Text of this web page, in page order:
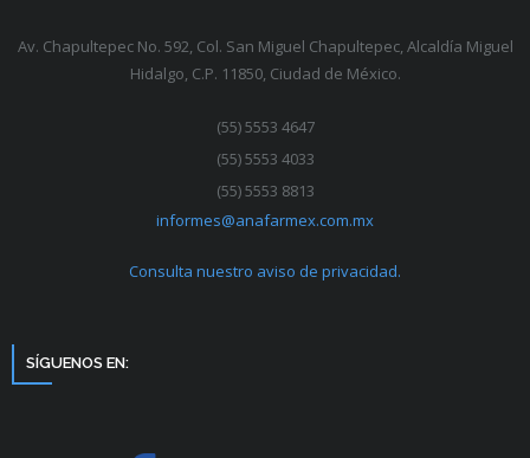
Av. Chapultepec No. 592, Col. San Miguel Chapultepec, Alcaldía Miguel
Hidalgo, C.P. 11850, Ciudad de México.
(55) 5553 4647
(55) 5553 4033
(55) 5553 8813
informes@anafarmex.com.mx
Consulta nuestro aviso de privacidad.
SÍGUENOS EN: